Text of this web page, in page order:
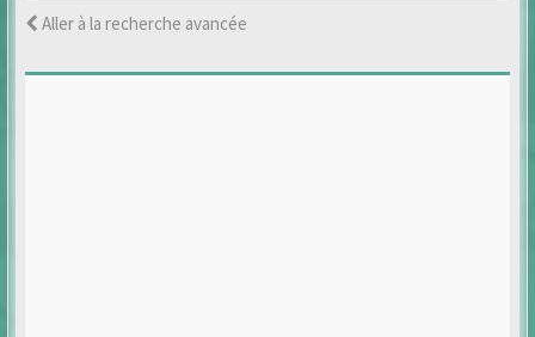
Aller à la recherche avancée